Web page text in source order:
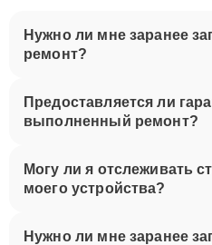
Нужно ли мне заранее
ремонт?
Предоставляется ли
выполненный ремонт?
Могу ли я отслеживать
моего устройства?
Нужно ли мне заранее